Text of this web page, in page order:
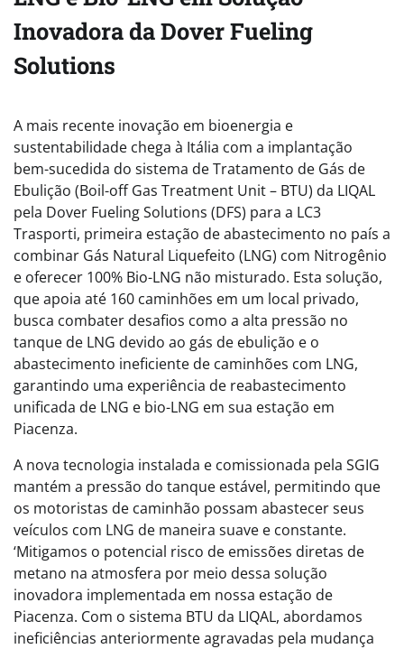
Inovadora da Dover Fueling
Solutions
A mais recente inovação em bioenergia e
sustentabilidade chega à Itália com a implantação
bem-sucedida do sistema de Tratamento de Gás de
Ebulição (Boil-off Gas Treatment Unit – BTU) da LIQAL
pela Dover Fueling Solutions (DFS) para a LC3
Trasporti, primeira estação de abastecimento no país a
combinar Gás Natural Liquefeito (LNG) com Nitrogênio
e oferecer 100% Bio-LNG não misturado. Esta solução,
que apoia até 160 caminhões em um local privado,
busca combater desafios como a alta pressão no
tanque de LNG devido ao gás de ebulição e o
abastecimento ineficiente de caminhões com LNG,
garantindo uma experiência de reabastecimento
unificada de LNG e bio-LNG em sua estação em
Piacenza.
A nova tecnologia instalada e comissionada pela SGIG
mantém a pressão do tanque estável, permitindo que
os motoristas de caminhão possam abastecer seus
veículos com LNG de maneira suave e constante.
‘Mitigamos o potencial risco de emissões diretas de
metano na atmosfera por meio dessa solução
inovadora implementada em nossa estação de
Piacenza. Com o sistema BTU da LIQAL, abordamos
ineficiências anteriormente agravadas pela mudança